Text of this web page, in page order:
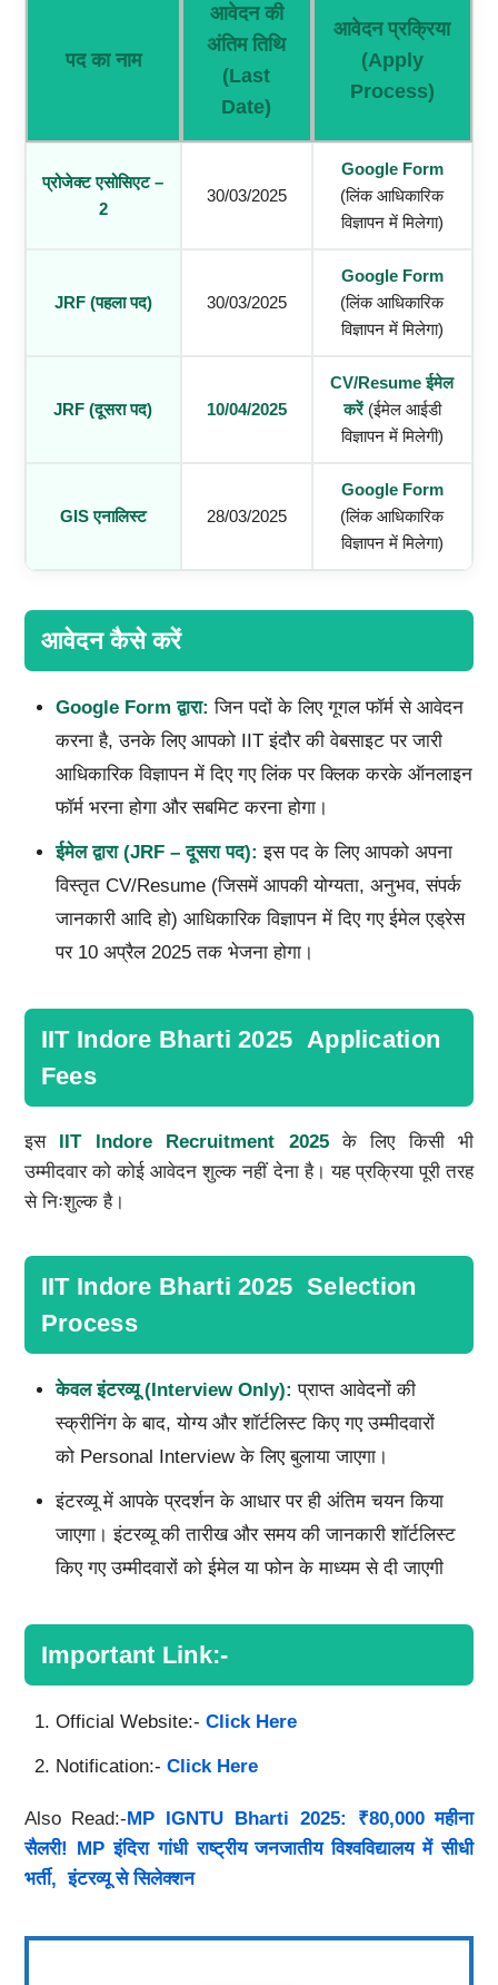
पद का नाम
आवेदन की
अंतिम तिथि
(Last
Date)
आवेदन प्रक्रिया
(Apply
Process)
प्रोजेक्ट एसोसिएट –
2
30/03/2025
Google Form
(लिंक आधिकारिक
विज्ञापन में मिलेगा)
JRF (पहला पद) 30/03/2025
Google Form
(लिंक आधिकारिक
विज्ञापन में मिलेगा)
JRF (दूसरा पद) 10/04/2025
CV/Resumeईमेल
करें(ईमेल आईडी
विज्ञापन में मिलेगी)
GIS एनालिस्ट 28/03/2025
Google Form
(लिंक आधिकारिक
विज्ञापन में मिलेगा)
आवेदन कैसे करें
Google Formद्वारा: जिन पदों के लिए गूगल फॉर्म से आवेदन
करना है, उनके लिए आपको IIT इंदौर की वेबसाइट पर जारी
आधिकारिक विज्ञापन में दिए गए लिंक पर क्लिक करके ऑनलाइन
फॉर्म भरना होगा और सबमिट करना होगा।
ईमेल द्वारा (JRF – दूसरा पद): इस पद के लिए आपको अपना
विस्तृत CV/Resume (जिसमें आपकी योग्यता, अनुभव, संपर्क
जानकारी आदि हो) आधिकारिक विज्ञापन में दिए गए ईमेल एड्रेस
पर 10 अप्रैल 2025 तक भेजना होगा।
IIT Indore Bharti 2025 Application
Fees
इस IIT Indore Recruitment 2025के लिए किसी भी
उम्मीदवार को कोई आवेदन शुल्क नहीं देना है। यह प्रक्रिया पूरी तरह
से निःशुल्क है।
IIT Indore Bharti 2025 Selection
Process
केवल इंटरव्यू (Interview Only): प्राप्त आवेदनों की
स्क्रीनिंग के बाद, योग्य और शॉर्टलिस्ट किए गए उम्मीदवारों
को Personal Interview के लिए बुलाया जाएगा।
इंटरव्यू में आपके प्रदर्शन के आधार पर ही अंतिम चयन किया
जाएगा। इंटरव्यू की तारीख और समय की जानकारी शॉर्टलिस्ट
किए गए उम्मीदवारों को ईमेल या फोन के माध्यम से दी जाएगी
Important Link:-
Official Website:- Click Here
Notification:- Click Here
Also Read:-MP IGNTU Bharti 2025: ₹80,000 महीना
सैलरी! MP इंदिरा गांधी राष्ट्रीय जनजातीय विश्वविद्यालय में सीधी
भर्ती, इंटरव्यू से सिलेक्शन